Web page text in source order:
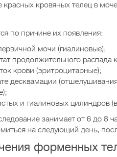
красных кровяных телец в
по причине их появления:
мочи (гиалиновые);
продолжительного распада
крови (эритроцитарные);
десквамации
и гиалиновых цилиндров
занимает от 6 до 8
на следующий день,
форменных